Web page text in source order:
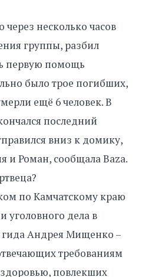
через несколько часов
группы, разбил
первую помощь
было трое погибших,
ещё 6 человек. В
последний
вниз к домику,
и Роман, сообщала Baza.
по Камчатскому краю
уголовного дела в
Андрея Мищенко –
требованиям
повлекших